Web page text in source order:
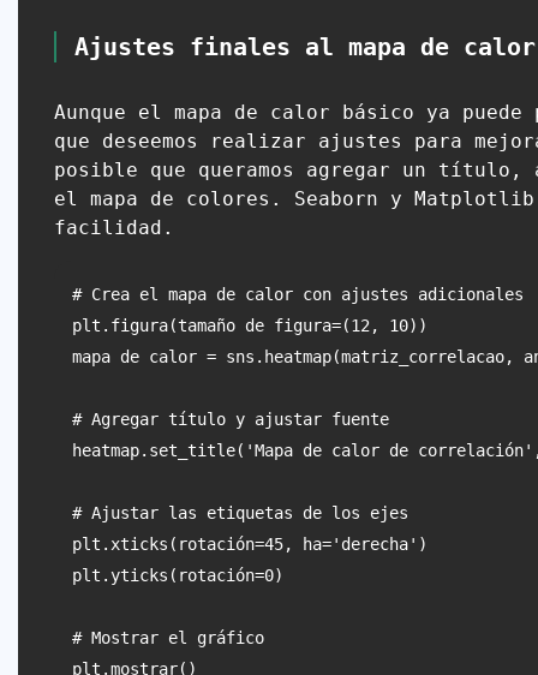
Ajustes finales al mapa de calor
Aunque el mapa de calor básico ya
que deseemos realizar ajustes para
posible que queramos agregar un
el mapa de colores. Seaborn y
facilidad.
# Crea el mapa de calor con ajustes adicionales
plt.figura(tamaño de figura=(12, 10))
mapa de calor = sns.heatmap(matriz_correlacao,
# Agregar título y ajustar fuente
heatmap.set_title('Mapa de calor de
# Ajustar las etiquetas de los ejes
plt.xticks(rotación=45, ha='derecha')
plt.yticks(rotación=0)
# Mostrar el gráfico